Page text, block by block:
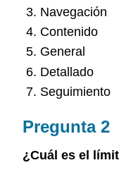
Navegación
Contenido
General
Detallado
Seguimiento
Pregunta 2
¿Cuál es el